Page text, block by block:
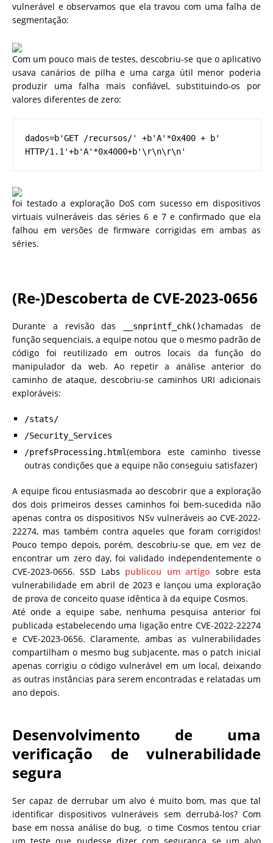
vulnerável e observamos que ela travou com uma falha de
segmentação:
Com um pouco mais de testes, descobriu-se que o aplicativo
usava canários de pilha e uma carga útil menor poderia
produzir uma falha mais confiável, substituindo-os por
valores diferentes de zero:
dados=b'GET /recursos/' +b'A'*0x400 + b'
HTTP/1.1'+b'A'*0x4000+b'\r\n\r\n'
foi testado a exploração DoS com sucesso em dispositivos
virtuais vulneráveis ​​das séries 6 e 7 e confirmado que ela
falhou em versões de firmware corrigidas em ambas as
séries.
(Re-)Descoberta de CVE-2023-0656
Durante a revisão das __snprintf_chk()chamadas de
função sequenciais, a equipe notou que o mesmo padrão de
código foi reutilizado em outros locais da função do
manipulador da web. Ao repetir a análise anterior do
caminho de ataque, descobriu-se caminhos URI adicionais
exploráveis:
/stats/
/Security_Services
/prefsProcessing.html(embora este caminho tivesse
outras condições que a equipe não conseguiu satisfazer)
A equipe ficou entusiasmada ao descobrir que a exploração
dos dois primeiros desses caminhos foi bem-sucedida não
apenas contra os dispositivos NSv vulneráveis ​​ao CVE-2022-
22274, mas também contra aqueles que foram corrigidos!
Pouco tempo depois, porém, descobriu-se que, em vez de
encontrar um zero day, foi validado independentemente o
CVE-2023-0656. SSD Labs publicou um artigo sobre esta
vulnerabilidade em abril de 2023 e lançou uma exploração
de prova de conceito quase idêntica à da equipe Cosmos.
Até onde a equipe sabe, nenhuma pesquisa anterior foi
publicada estabelecendo uma ligação entre CVE-2022-22274
e CVE-2023-0656. Claramente, ambas as vulnerabilidades
compartilham o mesmo bug subjacente, mas o patch inicial
apenas corrigiu o código vulnerável em um local, deixando
as outras instâncias para serem encontradas e relatadas um
ano depois.
Desenvolvimento de uma
verificação de vulnerabilidade
segura
Ser capaz de derrubar um alvo é muito bom, mas que tal
identificar dispositivos vulneráveis ​​sem derrubá-los? Com
base em nossa análise do bug, o time Cosmos tentou criar